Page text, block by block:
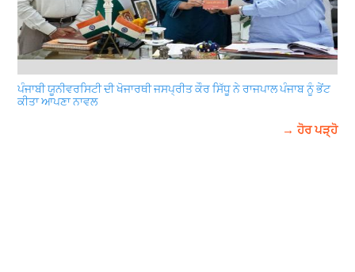
ਪੰਜਾਬੀ ਯੂਨੀਵਰਸਿਟੀ ਦੀ ਖੋਜਾਰਥੀ ਜਸਪ੍ਰੀਤ ਕੌਰ ਸਿੱਧੂ ਨੇ ਰਾਜਪਾਲ ਪੰਜਾਬ ਨੂੰ ਭੇਂਟ
ਕੀਤਾ ਆਪਣਾ ਨਾਵਲ
→ ਹੋਰ ਪੜ੍ਹੋ